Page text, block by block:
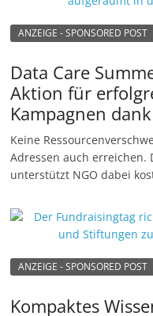
e
n
ANZEIGE - SPONSORED POST
Data Care
Aktion für
Kampagnen
Keine
Adressen auch erreichen.
unterstützt NGO dabei
ANZEIGE - SPONSORED POST
Kompaktes